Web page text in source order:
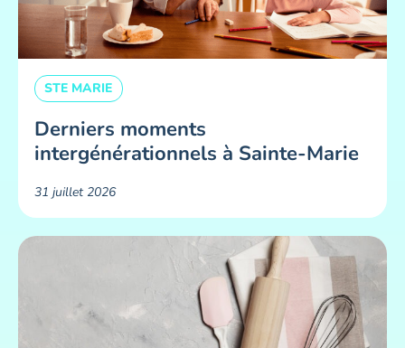
STE MARIE
Derniers moments
intergénérationnels à Sainte-Marie
31 juillet 2026